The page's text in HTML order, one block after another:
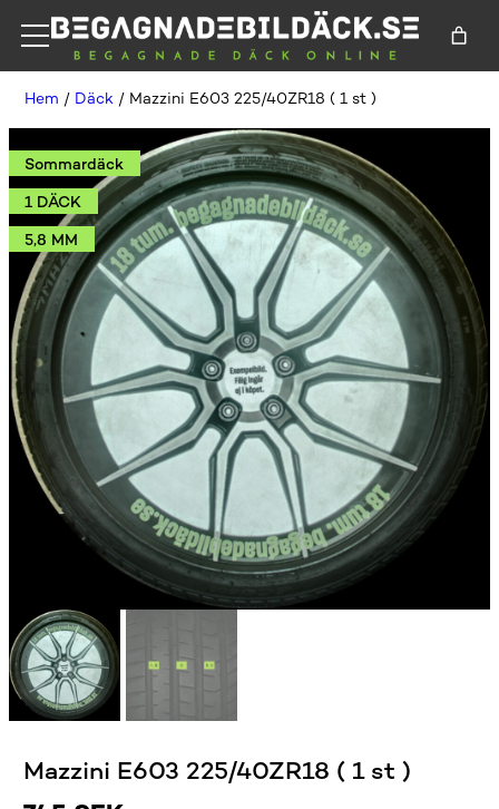
Hem / Däck / Mazzini E603 225/40ZR18 ( 1 st )
Sommardäck
1 DÄCK
5,8 MM
Mazzini E603 225/40ZR18 ( 1 st )